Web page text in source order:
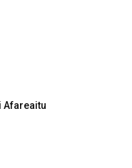
Afareaitu